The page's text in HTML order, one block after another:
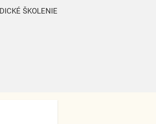
ŠKOLENIE